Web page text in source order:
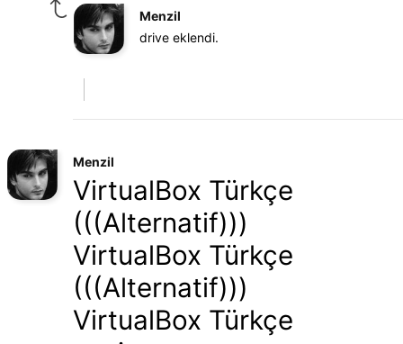
Menzil
drive eklendi.
Menzil
VirtualBox Türkçe
(((Alternatif)))
VirtualBox Türkçe
(((Alternatif)))
VirtualBox Türkçe